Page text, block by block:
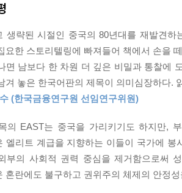
르가 있다. 전자에는 후자의 존재가 필수다.
. 중국의 조직화 - 그리고 중국공산당」 중
헨릭은 자신의 저서 『위어드』에서 왜 서
빠져있던 시기에 서양은 처음으로 교육,
눈에 띄는 변칙이 나타난다. 고대 중국의
을 위한 씨앗을 심지 못했다. EAST 공식은
된 시험은 정답과 가치 정렬을 위해 권위
사회를 성공적으로 헤쳐나가는 데 필수적
다. 수나라에서 시진핑까지, 대국은 어떻
출신 MIT 교수의
지 없던 날카로운 통찰
야망과 위기는 누구나 알고 있다. 그러
이제까지 없었다. 1960년 베이징 출생으
를 비교하고, 영국 튜더 왕조 헨리 8세의
최초의 통일 왕조 진나라가 나무 몽둥이
여 중국 역사 구석구석 뿌리 내린 사료를
생략된 시절인 중국의 80년대를 재발견
요한 스토리텔링에 빠져들어 책에서 손을
면 남보다 한 차원 더 깊은 비밀과 통찰에
겨 놓은 한국어판의 제목이 의미심장하다.
(한국금융연구원 선임연구위원)
의 EAST는 중국을 가리키기도 하지만,
엘리트 계급을 지향하는 이들이 국가에
부의 사회적 권력 중심을 제거함으로써
혼란에도 불구하고 권위주의 체제의 안정